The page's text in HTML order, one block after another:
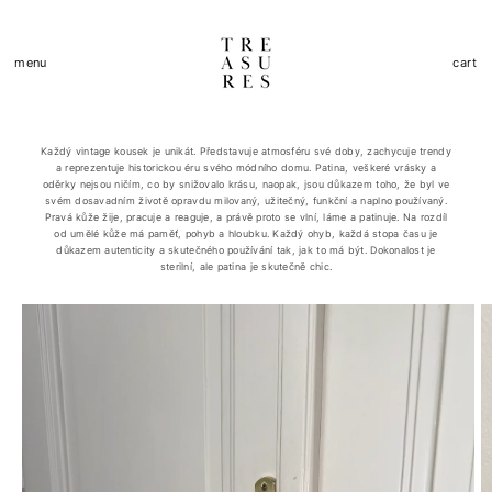
menu cart
Cart
Každý vintage kousek je unikát. Představuje atmosféru své doby, zachycuje trendy
a reprezentuje historickou éru svého módního domu. Patina, veškeré vrásky a
oděrky nejsou ničím, co by snižovalo krásu, naopak, jsou důkazem toho, že byl ve
svém dosavadním životě opravdu milovaný, užitečný, funkční a naplno používaný.
Pravá kůže žije, pracuje a reaguje, a právě proto se vlní, láme a patinuje. Na rozdíl
od umělé kůže má paměť, pohyb a hloubku. Každý ohyb, každá stopa času je
důkazem autenticity a skutečného používání tak, jak to má být. Dokonalost je
sterilní, ale patina je skutečně chic.
Skip to